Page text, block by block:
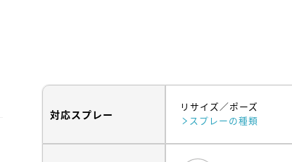
対応スプレー
リサイズ
ポーズ
スプレーの種類